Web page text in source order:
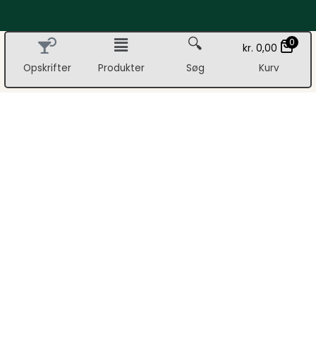
🔍 kr. 0,00
0
Opskrifter
Produkter Søg Kurv